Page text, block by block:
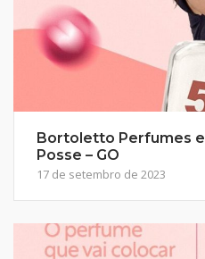
Bortoletto Perfumes
Posse – GO
17 de setembro de 2023